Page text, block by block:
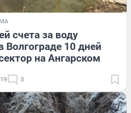
счета за воду
Волгограде 10 дней
на Ангарском
3